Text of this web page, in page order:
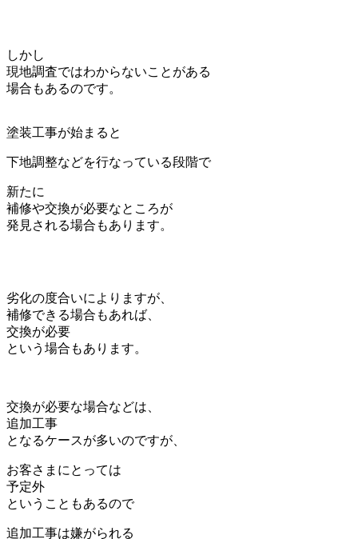
しかし
現地調査ではわからないことがある
場合もあるのです。
塗装工事が始まると
下地調整などを行なっている段階で
新たに
補修や交換が必要なところが
発見される場合もあります。
劣化の度合いによりますが、
補修できる場合もあれば、
交換が必要
という場合もあります。
交換が必要な場合などは、
追加工事
となるケースが多いのですが、
お客さまにとっては
予定外
ということもあるので
追加工事は嫌がられる